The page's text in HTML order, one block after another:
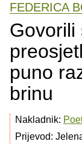
FEDERICA
Govorili
puno
brinu
Nakladnik:
Prijevod: